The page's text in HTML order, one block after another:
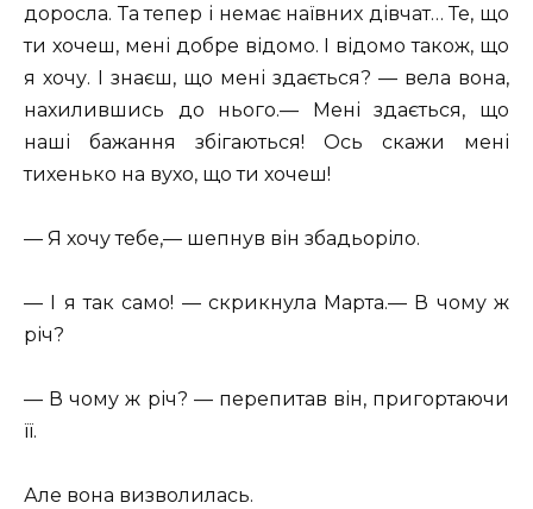
доросла. Та тепер і немає наївних дівчат… Те, що
ти хочеш, мені добре відомо. І відомо також, що
я хочу. І знаєш, що мені здається? — вела вона,
нахилившись до нього.— Мені здається, що
наші бажання збігаються! Ось скажи мені
тихенько на вухо, що ти хочеш!
— Я хочу тебе,— шепнув він збадьоріло.
— І я так само! — скрикнула Марта.— В чому ж
річ?
— В чому ж річ? — перепитав він, пригортаючи
її.
Але вона визволилась.